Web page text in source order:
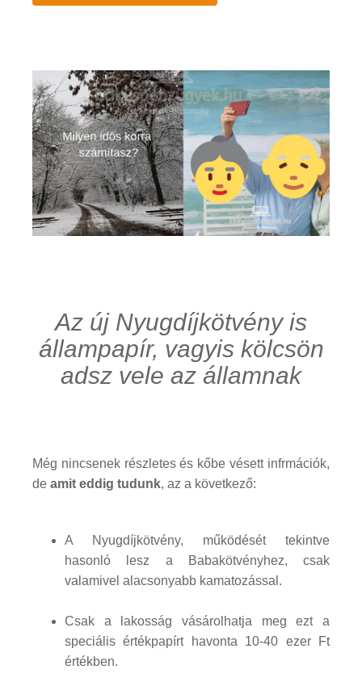
Az új Nyugdíjkötvény is
állampapír, vagyis kölcsön
adsz vele az államnak
Még nincsenek részletes és kőbe vésett infrmációk,
de amit eddig tudunk, az a következő:
A Nyugdíjkötvény, működését tekintve
hasonló lesz a Babakötvényhez, csak
valamivel alacsonyabb kamatozással.
Csak a lakosság vásárolhatja meg ezt a
speciális értékpapírt havonta 10-40 ezer Ft
értékben.